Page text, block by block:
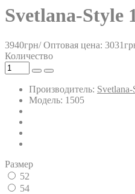
Svetlana-Style
3940грн/ Оптовая цена:
Количество
Производитель:
Модель: 1505
Размер
52
54